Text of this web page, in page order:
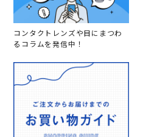
コンタクトレンズや目にまつわ
るコラムを発信中！